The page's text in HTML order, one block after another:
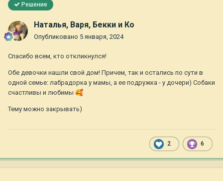
Решение
Наталья, Варя, Бекки и Ко
Опубликовано 5 января, 2024
Спасибо всем, кто откликнулся!
Обе девочки нашли свой дом! Причем, так и остались по сути в
одной семье: лабрадорка у мамы, а ее подружка - у дочери) Собаки
счастливы и любимы 🥰
Тему можно закрывать)
2 6